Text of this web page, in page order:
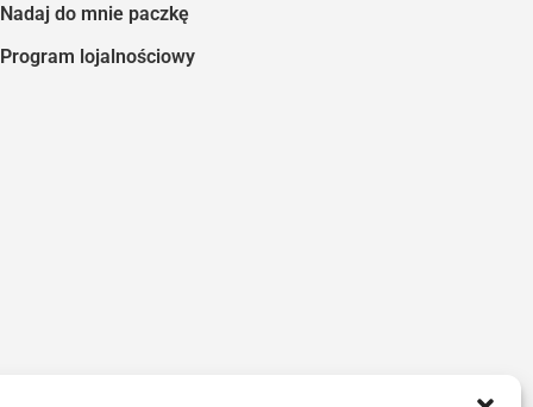
Nadaj do mnie paczkę
Program lojalnościowy